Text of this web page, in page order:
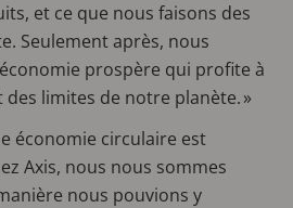
et ce que nous faisons des
Seulement après, nous
prospère qui profite à
limites de notre planète. »
économie circulaire est
Axis, nous nous sommes
nous pouvions y